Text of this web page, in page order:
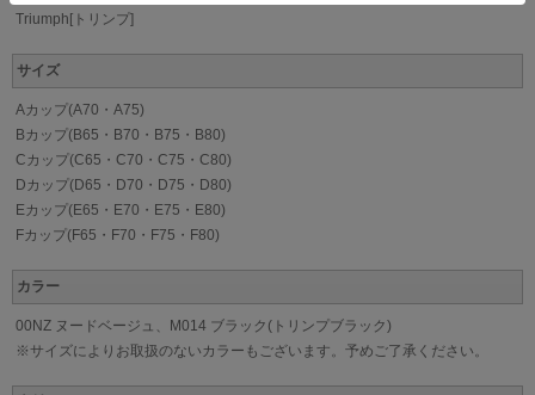
Triumph[トリンプ]
サイズ
Aカップ(A70・A75)
Bカップ(B65・B70・B75・B80)
Cカップ(C65・C70・C75・C80)
Dカップ(D65・D70・D75・D80)
Eカップ(E65・E70・E75・E80)
Fカップ(F65・F70・F75・F80)
カラー
00NZ ヌードベージュ、M014 ブラック(トリンプブラック)
※サイズによりお取扱のないカラーもございます。予めご了承ください。